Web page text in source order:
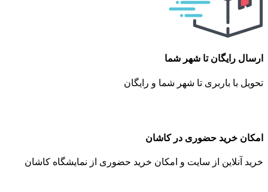
ارسال رایگان تا شهر شما
تحویل با باربری تا شهر شما و رایگان
امکان خرید حضوری در کاشان
خرید آنلاین از سایت و امکان خرید حضوری از نمایشگاه کاشان